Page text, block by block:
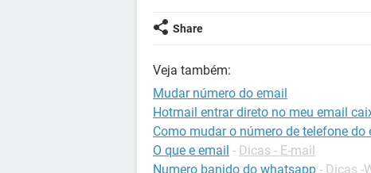
Share
Veja também:
Mudar número do email
Hotmail entrar direto no meu email
Como mudar o número de telefone
O que e email - Dicas - E-mail
Numero banido do whatsapp - Dicas -